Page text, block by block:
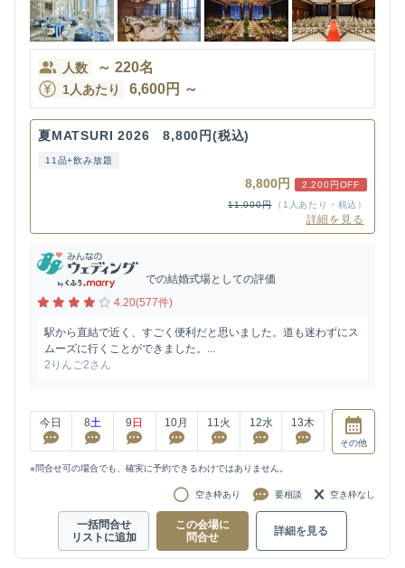
人数 ～ 220名
1人あたり 6,600円 ～
夏MATSURI 2026 8,800円(税込)
11品+飲み放題
8,800円
2,200円OFF
11,000円
（1人あたり・税込）
詳細を見る
での結婚式場としての評価
4.20(577件)
駅から直結で近く、すごく便利だと思いました。道も迷わずにス
ムーズに行くことができました。...
2りんご2さん
今日 8土 9 日 10月 11火 12水 13木
その他
※問合せ可の場合でも、確実に予約できるわけではありません。
空き枠あり 要相談 空き枠なし
一括問合せ
リストに追加
この会場に
問合せ
詳細を見る